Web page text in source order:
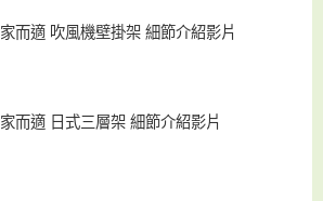
家而適 吹風機壁掛架 細節介紹影片
家而適 日式三層架 細節介紹影片